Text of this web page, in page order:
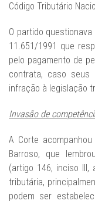
Código Tributário
O partido
11.651/1991 que
pelo pagamento de
contrata, caso seus
infração à legislação
Invasão de
A Corte
Barroso, que
(artigo 146, inciso III,
tributária,
podem ser